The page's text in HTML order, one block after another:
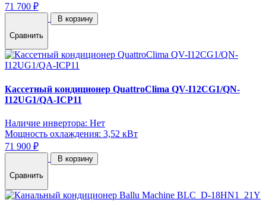
71 700 ₽
Сравнить
В корзину
Кассетный кондиционер QuattroClima QV-I12CG1/QN-
I12UG1/QA-ICP11
Наличие инвертора: Нет
Мощность охлаждения: 3,52 кВт
71 900 ₽
Сравнить
В корзину